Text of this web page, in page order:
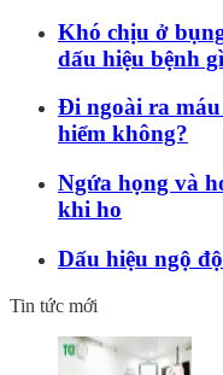
Khó chịu ở
dấu hiệu bệnh
Đi ngoài ra
hiểm không?
Ngứa họng và
khi ho
Dấu hiệu ngộ
Tin tức mới